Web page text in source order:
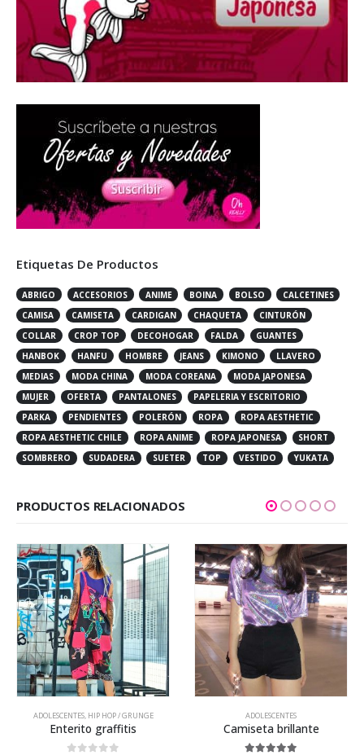
Etiquetas De Productos
ABRIGO ACCESORIOS ANIME BOINA BOLSO
CALCETINES
CAMISA
CAMISETA CARDIGAN CHAQUETA
CINTURÓN
COLLAR
CROP TOP DECOHOGAR FALDA
GUANTES
HANBOK
HANFU HOMBRE JEANS KIMONO
LLAVERO
MEDIAS
MODA CHINA MODA COREANA
MODA JAPONESA
MUJER
OFERTA PANTALONES
PAPELERIA Y ESCRITORIO
PARKA
PENDIENTES POLERÓN ROPA
ROPA AESTHETIC
ROPA AESTHETIC CHILE
ROPA ANIME ROPA JAPONESA
SHORT
SOMBRERO
SUDADERA SUETER TOP VESTIDO YUKATA
PRODUCTOS RELACIONADOS
ADOLESCENTES, HIP HOP / GRUNGE
Enterito graffitis
ADOLESCENTES
Camiseta brillante